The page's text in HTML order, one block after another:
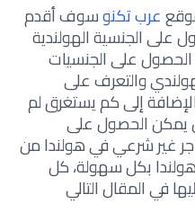
عرب تكنوسوف أقدم
الجنسية الهولندية
الحصول على الجنسيات
والتعرف على
إلى كم يستغرق لم
يمكن الحصول على
غير شرعي في هولندا من
بكل سهولة، كل
في المقال التالي